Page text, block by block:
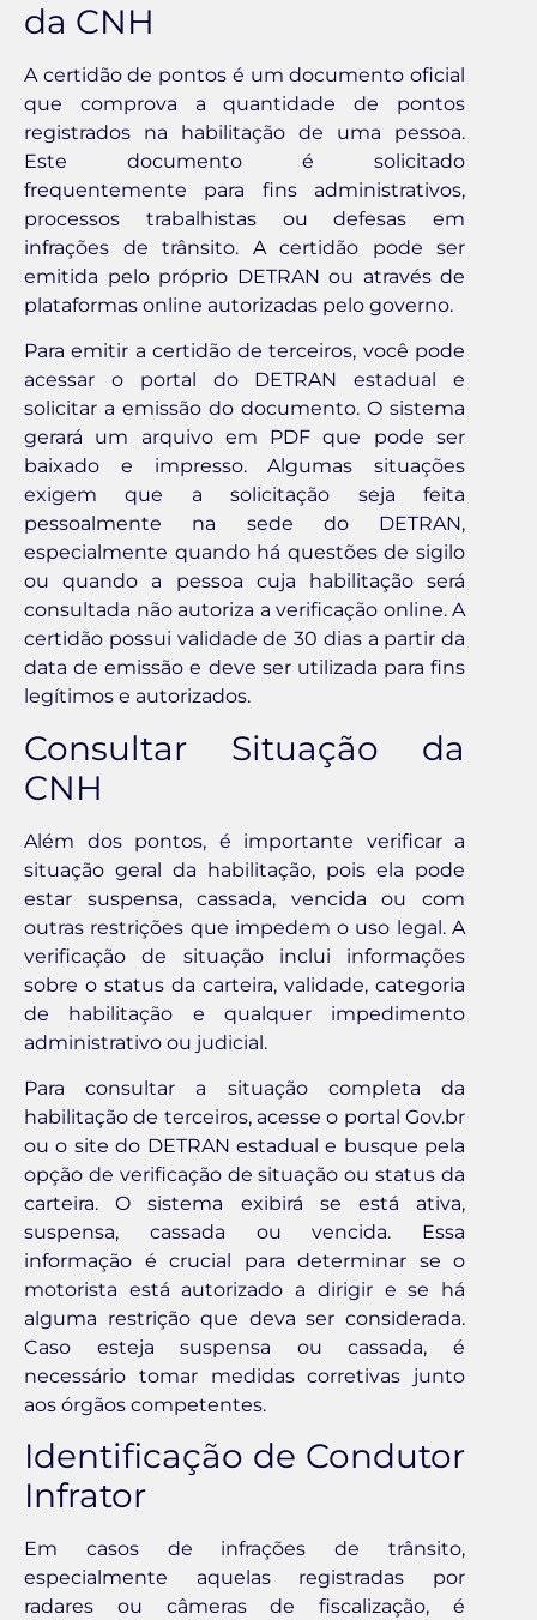
da CNH
A certidão de pontos é um documento oficial
que comprova a quantidade de pontos
registrados na habilitação de uma pessoa.
Este documento é solicitado
frequentemente para fins administrativos,
processos trabalhistas ou defesas em
infrações de trânsito. A certidão pode ser
emitida pelo próprio DETRAN ou através de
plataformas online autorizadas pelo governo.
Para emitir a certidão de terceiros, você pode
acessar o portal do DETRAN estadual e
solicitar a emissão do documento. O sistema
gerará um arquivo em PDF que pode ser
baixado e impresso. Algumas situações
exigem que a solicitação seja feita
pessoalmente na sede do DETRAN,
especialmente quando há questões de sigilo
ou quando a pessoa cuja habilitação será
consultada não autoriza a verificação online. A
certidão possui validade de 30 dias a partir da
data de emissão e deve ser utilizada para fins
legítimos e autorizados.
Consultar Situação da
CNH
Além dos pontos, é importante verificar a
situação geral da habilitação, pois ela pode
estar suspensa, cassada, vencida ou com
outras restrições que impedem o uso legal. A
verificação de situação inclui informações
sobre o status da carteira, validade, categoria
de habilitação e qualquer impedimento
administrativo ou judicial.
Para consultar a situação completa da
habilitação de terceiros, acesse o portal Gov.br
ou o site do DETRAN estadual e busque pela
opção de verificação de situação ou status da
carteira. O sistema exibirá se está ativa,
suspensa, cassada ou vencida. Essa
informação é crucial para determinar se o
motorista está autorizado a dirigir e se há
alguma restrição que deva ser considerada.
Caso esteja suspensa ou cassada, é
necessário tomar medidas corretivas junto
aos órgãos competentes.
Identificação de Condutor
Infrator
Em casos de infrações de trânsito,
especialmente aquelas registradas por
radares ou câmeras de fiscalização, é